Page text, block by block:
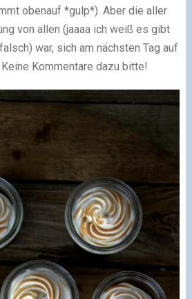
obenauf *gulp*). Aber die aller
von allen (jaaaa ich weiß es gibt
war, sich am nächsten Tag auf
Kommentare dazu bitte!